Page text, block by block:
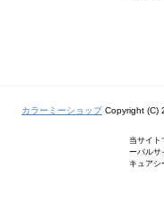
カラーミーショップCopyright (C)
当サイト
ーバルサ
キュアシ